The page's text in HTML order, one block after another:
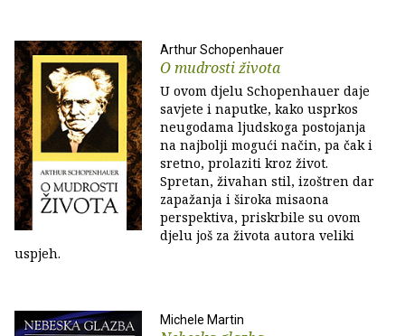
Arthur Schopenhauer
O mudrosti života
U ovom djelu Schopenhauer daje
savjete i naputke, kako usprkos
neugodama ljudskoga postojanja
na najbolji mogući način, pa čak i
sretno, prolaziti kroz život.
Spretan, živahan stil, izoštren dar
zapažanja i široka misaona
perspektiva, priskrbile su ovom
djelu još za života autora veliki
uspjeh.
Michele Martin